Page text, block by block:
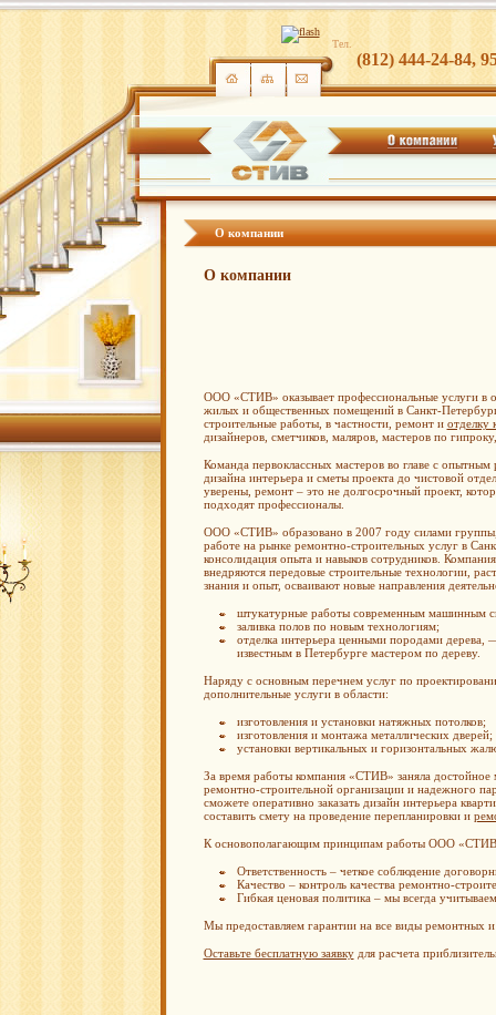
Тел.
(812) 444-24-84,
О компании
О компании
ООО «СТИВ» оказывает профессиональные услуги в
жилых и общественных помещений в Санкт-
строительные работы, в частности, ремонт и отделку
дизайнеров, сметчиков, маляров, мастеров по
Команда первоклассных мастеров во главе с
дизайна интерьера и сметы проекта до чистовой
уверены, ремонт – это не долгосрочный проект,
подходят профессионалы.
ООО «СТИВ» образовано в 2007 году силами
работе на рынке ремонтно-строительных услуг в
консолидация опыта и навыков сотрудников.
внедряются передовые строительные технологии,
знания и опыт, осваивают новые направления
штукатурные работы современным машинным
заливка полов по новым технологиям;
отделка интерьера ценными породами дерева,
известным в Петербурге мастером по дереву.
Наряду с основным перечнем услуг по
дополнительные услуги в области:
изготовления и установки натяжных потолков;
изготовления и монтажа металлических дверей;
установки вертикальных и горизонтальных
За время работы компания «СТИВ» заняла достойное
ремонтно-строительной организации и надежного
сможете оперативно заказать дизайн интерьера
составить смету на проведение перепланировки и
К основополагающим принципам работы ООО
Ответственность – четкое соблюдение
Качество – контроль качества ремонтно-
Гибкая ценовая политика – мы всегда
Мы предоставляем гарантии на все виды ремонтных и
Оставьте бесплатную заявкудля расчета